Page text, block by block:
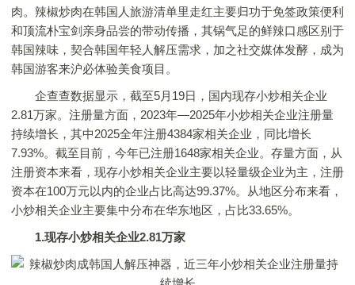
肉。辣椒炒肉在韩国人旅游清单里走红主要归功于免签政策便利
和顶流朴宝剑亲身品尝的带动传播，其锅气足的鲜辣口感区别于
韩国辣味，契合韩国年轻人解压需求，加之社交媒体发酵，成为
韩国游客来沪必体验美食项目。
企查查数据显示，截至5月19日，国内现存小炒相关企业
2.81万家。注册量方面，2023年—2025年小炒相关企业注册量
持续增长，其中2025全年注册4384家相关企业，同比增长
7.93%。截至目前，今年已注册1648家相关企业。存量方面，从
注册资本来看，现存小炒相关企业主要以轻量级企业为主，注册
资本在100万元以内的企业占比高达99.37%。从地区分布来看，
小炒相关企业主要集中分布在华东地区，占比33.65%。
1.现存小炒相关企业2.81万家